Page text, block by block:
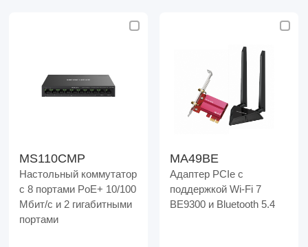
MS110CMP
Настольный коммутатор
с 8 портами PoE+ 10/100
Мбит/c и 2 гигабитными
портами
MA49BE
Адаптер PCIe с
поддержкой Wi-Fi 7
BE9300 и Bluetooth 5.4